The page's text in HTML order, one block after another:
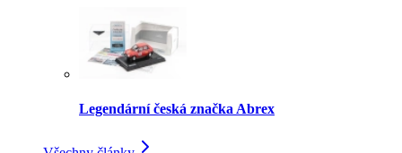
Legendární česká značka Abrex